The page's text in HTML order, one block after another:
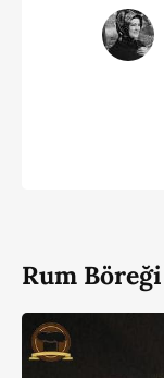
Rum Böreği